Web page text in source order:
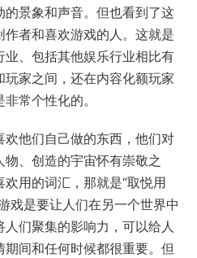
的景象和声音。但也看到了这
者和喜欢游戏的人。这就是
、包括其他娱乐行业相比有
家之间，还在内容化额玩家
常个性化的。
他们自己做的东西，他们对
、创造的宇宙怀有崇敬之
用的词汇，那就是“取悦用
戏是要让人们在另一个世界中
们聚集的影响力，可以给人
间和任何时候都很重要。但